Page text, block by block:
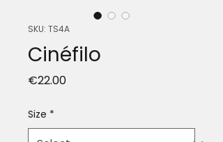
SKU: TS4A
Cinéfilo
€22.00Price
Size *